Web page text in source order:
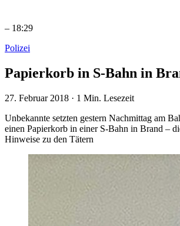
– 18:29
Polizei
Papierkorb in S-Bahn in
27. Februar 2018 · 1 Min. Lesezeit
Unbekannte setzten gestern Nachmittag am
einen Papierkorb in einer S-Bahn in Brand –
Hinweise zu den Tätern